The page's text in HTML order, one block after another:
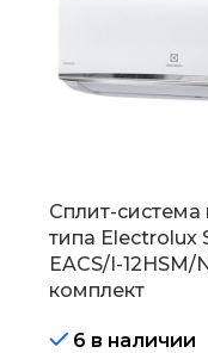
Сплит-система
типа Electrolux
EACS/I-12HSM/
комплект
6 в наличии